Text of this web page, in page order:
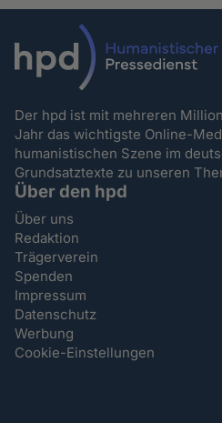
Der hpd ist mit mehreren
Jahr das wichtigste Online-
humanistischen Szene im
Grundsatztexte zu unseren
Über den hpd
Über uns
Redaktion
Trägerverein
Spenden
Impressum
Datenschutz
Werbung
Cookie-Einstellungen